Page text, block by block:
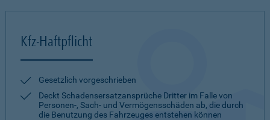
Kfz-Haftpflicht
Gesetzlich vorgeschrieben
Deckt Schadensersatzansprüche Dritter im Falle von
Personen-, Sach- und Vermögensschäden ab, die durch
die Benutzung des Fahrzeuges entstehen können